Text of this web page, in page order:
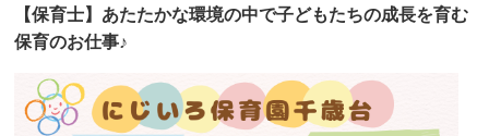
【保育士】あたたかな環境の中で子どもたちの成長を育む
保育のお仕事♪